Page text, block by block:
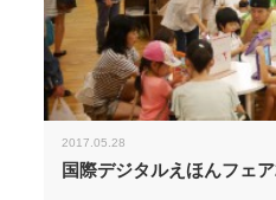
2017.05.28
国際デジタルえほんフェ